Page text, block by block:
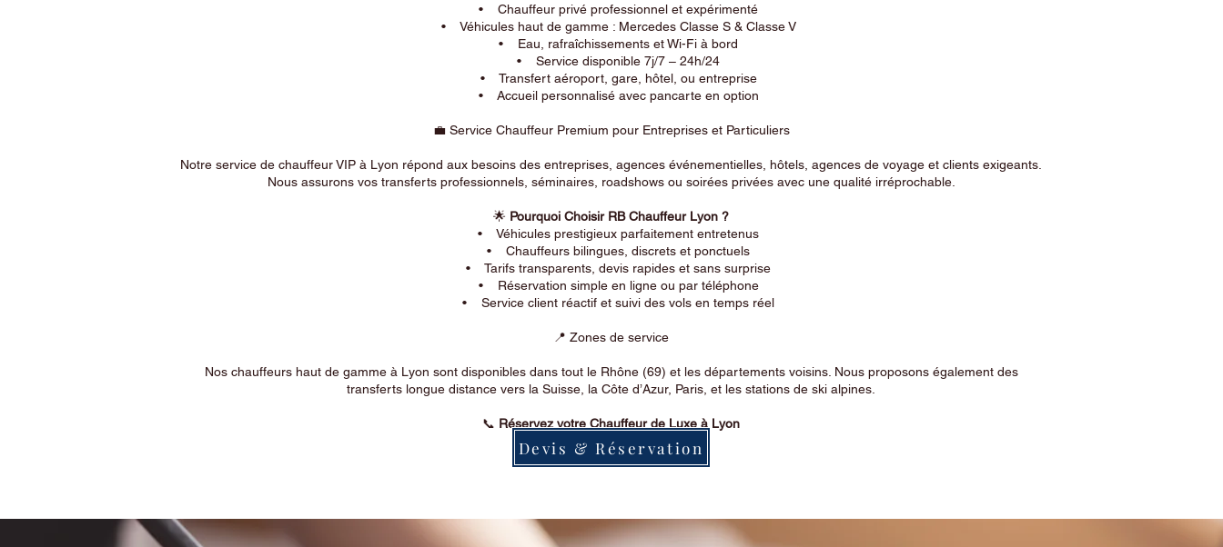
• Chauffeur privé professionnel et expérimenté
• Véhicules haut de gamme : Mercedes Classe S & Classe V
• Eau, rafraîchissements et Wi-Fi à bord
• Service disponible 7j/7 – 24h/24
• Transfert aéroport, gare, hôtel, ou entreprise
• Accueil personnalisé avec pancarte en option
💼 Service Chauffeur Premium pour Entreprises et Particuliers
Notre service de chauffeur VIP à Lyon répond aux besoins des entreprises, agences événementielles, hôtels, agences de voyage et clients exigeants.
Nous assurons vos transferts professionnels, séminaires, roadshows ou soirées privées avec une qualité irréprochable.
🌟 Pourquoi Choisir RB Chauffeur Lyon ?
• Véhicules prestigieux parfaitement entretenus
• Chauffeurs bilingues, discrets et ponctuels
• Tarifs transparents, devis rapides et sans surprise
• Réservation simple en ligne ou par téléphone
• Service client réactif et suivi des vols en temps réel
📍 Zones de service
Nos chauffeurs haut de gamme à Lyon sont disponibles dans tout le Rhône (69) et les départements voisins. Nous proposons également des
transferts longue distance vers la Suisse, la Côte d’Azur, Paris, et les stations de ski alpines.
📞 Réservez votre Chauffeur de Luxe à Lyon
Devis & Réservation